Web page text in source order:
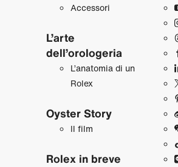
Accessori
L’arte
dell’orologeria
L’anatomia di un
Rolex
Oyster Story
Il film
Rolex in breve